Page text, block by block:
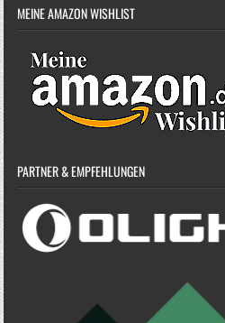
MEINE AMAZON WISHLIST
PARTNER & EMPFEHLUNGEN